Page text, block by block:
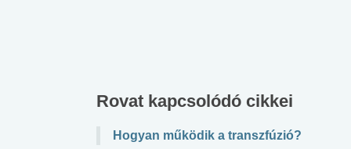
Rovat kapcsolódó cikkei
Hogyan működik a transzfúzió?